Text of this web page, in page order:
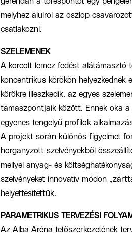
melyhez alulról az oszlop
csatlakozni.
SZELEMENEK
A korcolt lemez fedést alátámasztó
koncentrikus körökön helyezkednek
körökre illeszkedik, az egyes
támaszpontjaik között. Ennek oka
egyenes tengelyű profilok
A projekt során különös figyelmet
horganyzott szelvényekből
mellyel anyag- és
szelvényeket innovatív módon
helyettesítettük.
PARAMETRIKUS TERVEZÉSI
Az Alba Aréna tetőszerkezetének